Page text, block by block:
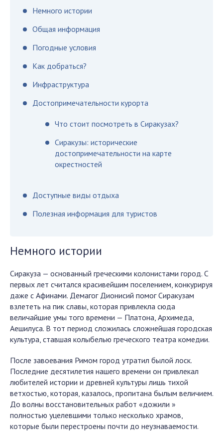
Немного истории
Общая информация
Погодные условия
Как добраться?
Инфраструктура
Достопримечательности курорта
Что стоит посмотреть в Сиракузах?
Сиракузы: исторические
достопримечательности на карте
окрестностей
Доступные виды отдыха
Полезная информация для туристов
Немного истории
Сиракуза — основанный греческими колонистами город. С
первых лет считался красивейшим поселением, конкурируя
даже с Афинами. Демагог Дионисий помог Сиракузам
взлететь на пик славы, которая привлекла сюда
величайшие умы того времени — Платона, Архимеда,
Аешилуса. В тот период сложилась сложнейшая городская
культура, ставшая колыбелью греческого театра комедии.
После завоевания Римом город утратил былой лоск.
Последние десятилетия нашего времени он привлекал
любителей истории и древней культуры лишь тихой
ветхостью, которая, казалось, пропитана былым величием.
До волны восстановительных работ «дожили »
полностью уцелевшими только несколько храмов,
которые были перестроены почти до неузнаваемости.